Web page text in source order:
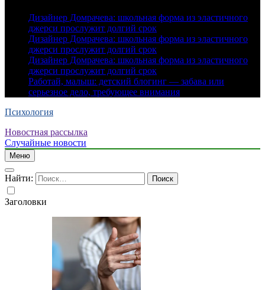
Дизайнер Домрачева: школьная форма из эластичного
джерси прослужит долгий срок
Дизайнер Домрачева: школьная форма из эластичного
джерси прослужит долгий срок
Дизайнер Домрачева: школьная форма из эластичного
джерси прослужит долгий срок
Работай, малыш: детский блогинг — забава или
серьезное дело, требующее внимания
Психология
Новостная рассылка
Случайные новости
Меню
Найти:
Заголовки